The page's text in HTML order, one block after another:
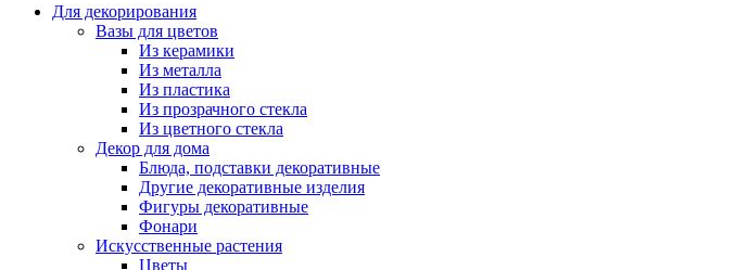
Для декорирования
Вазы для цветов
Из керамики
Из металла
Из пластика
Из прозрачного стекла
Из цветного стекла
Декор для дома
Блюда, подставки декоративные
Другие декоративные изделия
Фигуры декоративные
Фонари
Искусственные растения
Цветы